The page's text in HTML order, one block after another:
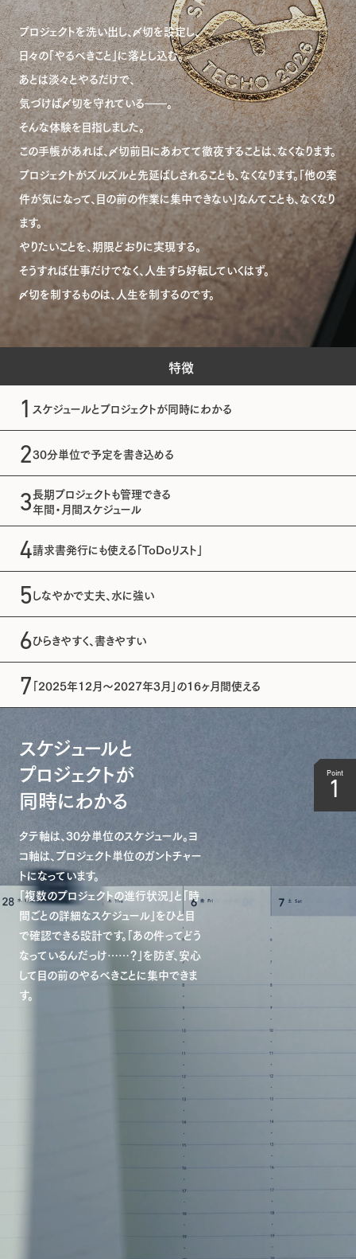
プロジェクトを洗い出し、〆切を設定し、
日々の「やるべきこと」に落とし込む。
あとは淡々とやるだけで、
気づけば〆切を守れている――。
そんな体験を目指しました。
この手帳があれば、〆切前日にあわてて徹夜することは、なくなります。
プロジェクトがズルズルと先延ばしされることも、なくなります。「他の案
件が気になって、目の前の作業に集中できない」なんてことも、なくなり
ます。
やりたいことを、期限どおりに実現する。
そうすれば仕事だけでなく、人生すら好転していくはず。
〆切を制するものは、人生を制するのです。
特徴
1 スケジュールとプロジェクトが同時にわかる
230分単位で予定を書き込める
3長期プロジェクトも管理できる
年間・月間スケジュール
4請求書発行にも使える「ToDoリスト」
5しなやかで丈夫、 水に強い
6ひらきやすく、書きやすい
7「2025年12月〜2027年3月」の16ヶ月間使える
Point
1
スケジュールと
プロジェクトが
同時にわかる
タテ軸は、30分単位のスケジュール。ヨ
コ軸は、プロジェクト単位のガントチャー
トになっています。
「複数のプロジェクトの進行状況」と「時
間ごとの詳細なスケジュール」をひと目
で確認できる設計です。「あの件ってどう
なっているんだっけ……？」を防ぎ、安心
して目の前のやるべきことに集中できま
す。